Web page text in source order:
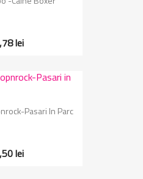
lei
Pasari In Parc
lei